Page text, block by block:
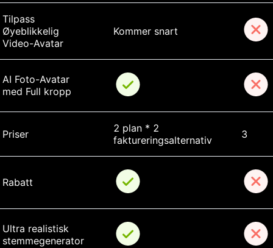
Tilpass
Øyeblikkelig
Video-Avatar
Kommer snart
AI Foto-Avatar
med Full kropp
Priser
2 plan * 2
faktureringsalternativ
3
Rabatt
Ultra realistisk
stemmegenerator